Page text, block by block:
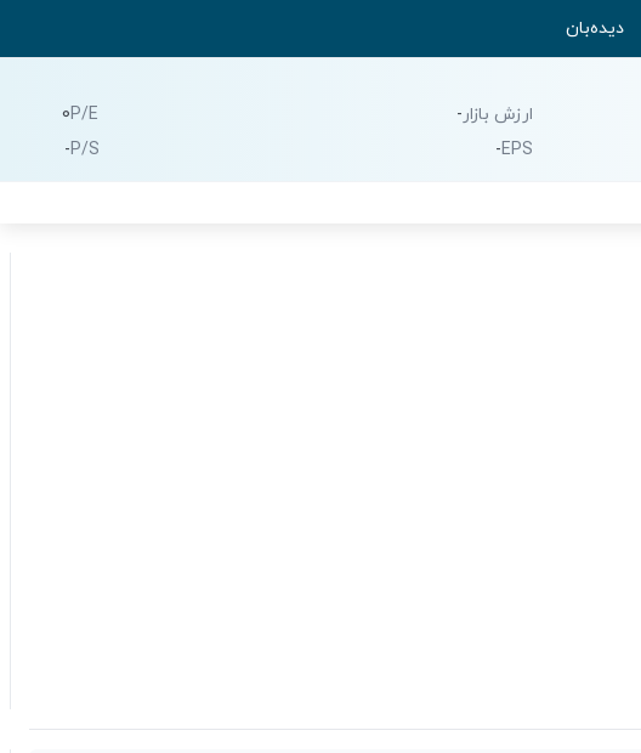
دیده‌بان
ارزش بازار-
EPS
-
P/E
0
P/S
-